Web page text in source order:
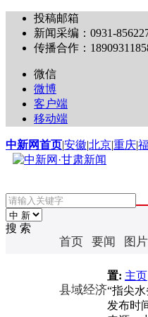
投稿邮箱
新闻采编：0931-
传播合作：
微信
微博
客户端
移动端
中新网首页|安徽|北京|重庆|
搜 索
首页 要闻 图片
县域经济
置: 主页
“指尖
发布时